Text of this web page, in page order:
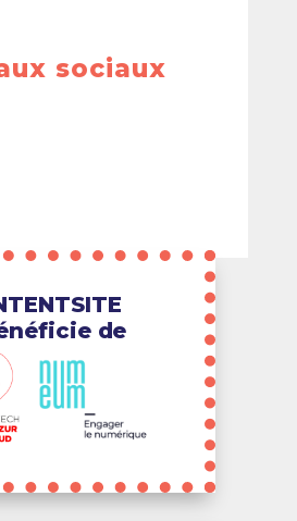
sociaux
de